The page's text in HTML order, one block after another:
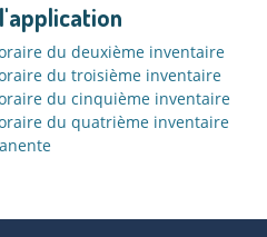
du deuxième inventaire
du troisième inventaire
du cinquième inventaire
du quatrième inventaire